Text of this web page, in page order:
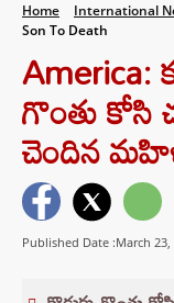
Home International
Son To Death
America:
గొంతు కోసి
చెందిన
Published Date :March 23,